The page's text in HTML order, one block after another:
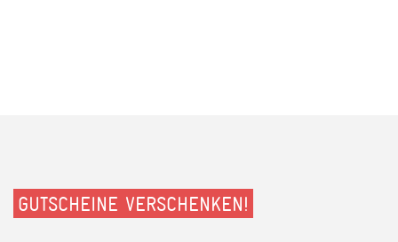
GUTSCHEINE VERSCHENKEN!